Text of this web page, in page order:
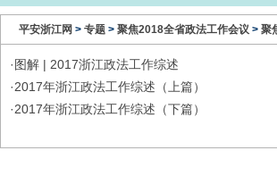
平安浙江网 > 专题 > 聚焦2018全省政法工作会议 > 聚
· 图解 | 2017浙江政法工作综述
·2017年浙江政法工作综述（上篇）
·2017年浙江政法工作综述（下篇）